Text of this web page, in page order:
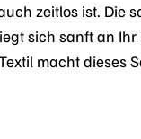
zeitlos ist. Die
sich sanft an
macht dieses